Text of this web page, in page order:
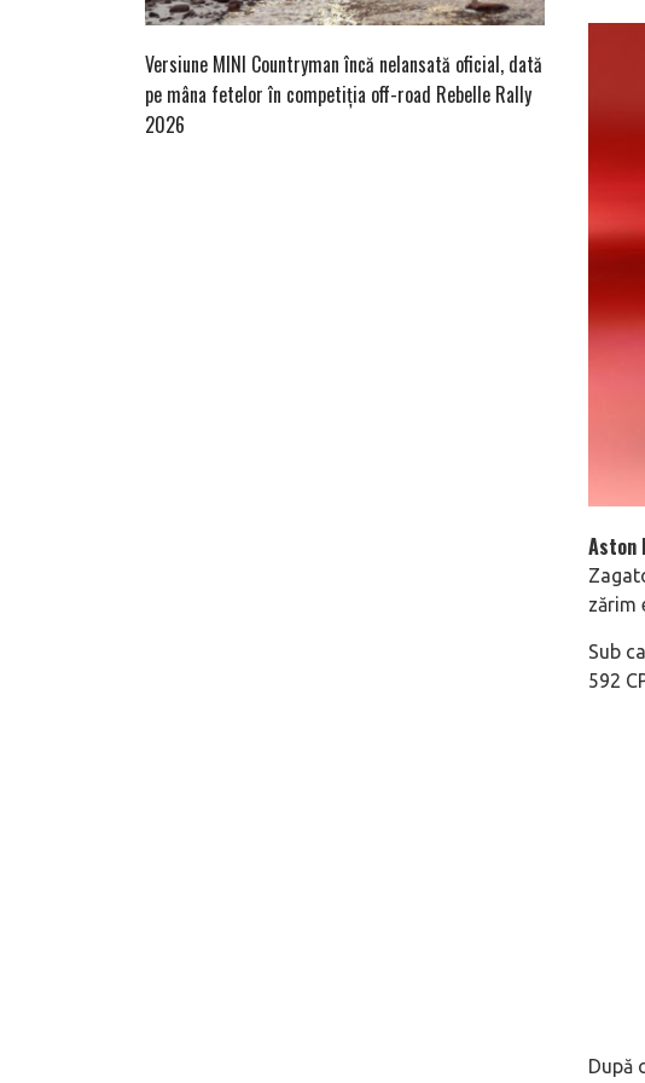
Aston
zărim
Sub
592
După
Versiune MINI Countryman încă nelansată oficial, dată
pe mâna fetelor în competiția off-road Rebelle Rally
2026
Pentru cine
Blackbird